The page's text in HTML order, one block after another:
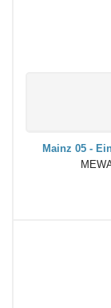
Mainz 05 -